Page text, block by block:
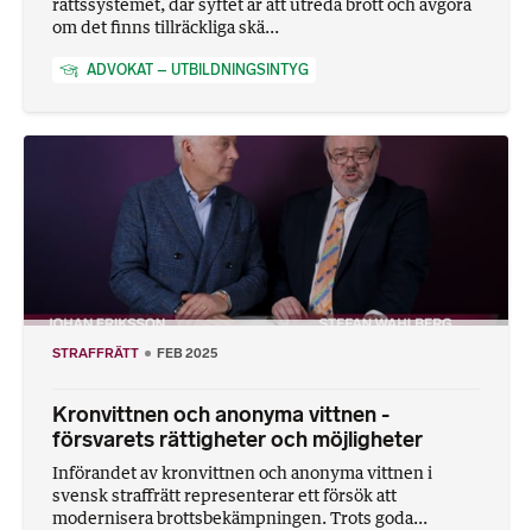
om det finns tillräckliga skä...
ADVOKAT – UTBILDNINGSINTYG
STRAFFRÄTT FEB 2025
Kronvittnen och anonyma vittnen -
försvarets rättigheter och möjligheter
Införandet av kronvittnen och anonyma vittnen i
svensk straffrätt representerar ett försök att
modernisera brottsbekämpningen. Trots goda...